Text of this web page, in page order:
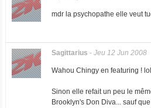
mdr la psychopathe elle veut
Sagittarius - Jeu 12 Jun 2008
Wahou Chingy en featuring ! lol
Sinon elle refait un peu le
Brooklyn's Don Diva... sauf